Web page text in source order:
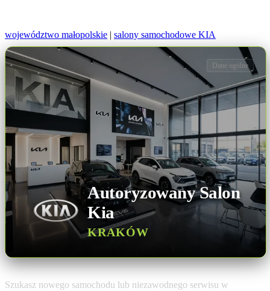
województwo małopolskie | salony samochodowe KIA
Autoryzowany Salon
Kia
KRAKÓW
Dane ogólne
Szukasz nowego samochodu lub niezawodnego serwisu w